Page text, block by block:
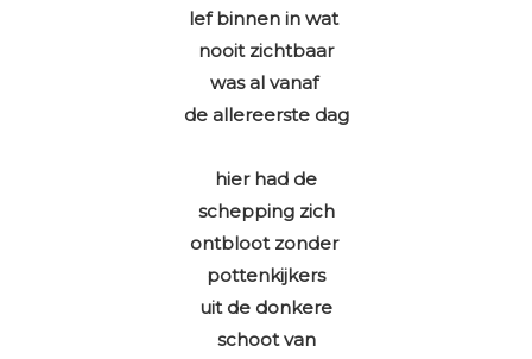
lef binnen in wat
nooit zichtbaar
was al vanaf
de allereerste dag
hier had de
schepping zich
ontbloot zonder
pottenkijkers
uit de donkere
schoot van